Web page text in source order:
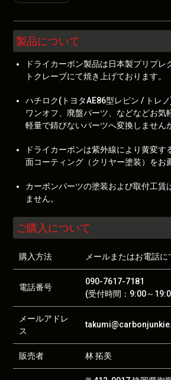
製品について
ドライカーボン製品は日本製プリプレ
トクレーブにて焼き上げております。
ハチロク(トヨタAE86型レビン / トレ
ワンオフ、廃盤パーツ、などなどお気
軽量で錆びないパーツへ変換しません
ドライカーボンは紫外線により黄変す
面コーティング（クリヤー塗装）をお
カーボンパーツの塗装および取付工賃
ません。
ご購入について
購入方法 メールまたはお電話に
電話番号
090-7617-7181
(受付時間：9:00～
メールアドレ
ス
販売者 林 拓美